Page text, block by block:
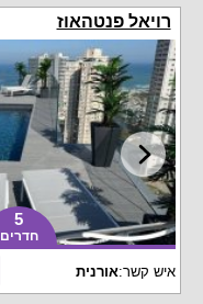
רויאל פנטהאוז
5
חדרים
איש קשר:אורנית